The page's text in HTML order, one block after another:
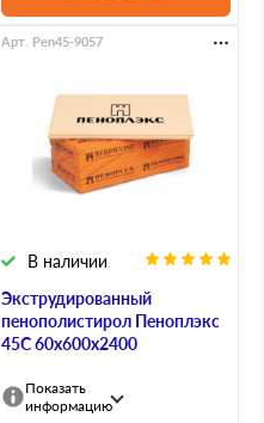
Экструдированный
пенополистирол Пеноплэкс
45С 60х600х2400
В наличии
Арт. Pen45-9057
Показать
информацию